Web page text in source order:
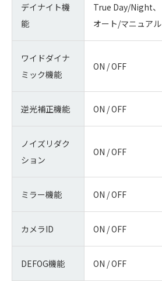
デイナイト機
能
True Day/Night、
オート/マニュアル
ワイドダイナ
ミック機能
ON / OFF
逆光補正機能 ON / OFF
ノイズリダク
ション
ON / OFF
ミラー機能 ON / OFF
カメラID ON / OFF
DEFOG機能 ON / OFF